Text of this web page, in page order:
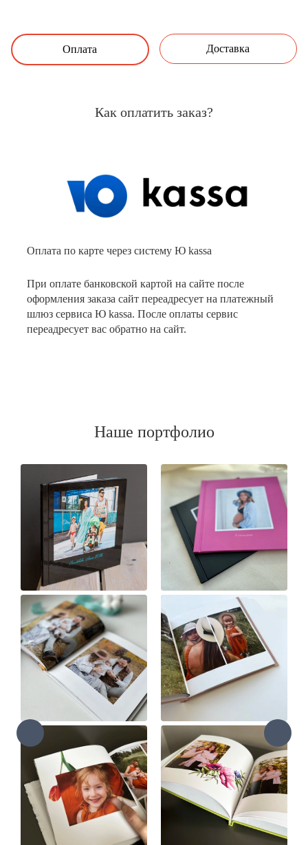
Оплата Доставка
Как оплатить заказ?
Оплата по карте через систему Ю kassa
При оплате банковской картой на сайте после
оформления заказа сайт переадресует на платежный
шлюз сервиса Ю kassa. После оплаты сервис
переадресует вас обратно на сайт.
Наше портфолио